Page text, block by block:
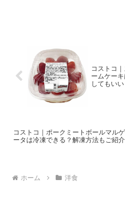
コストコ
ームケー
してもいい
コストコ｜ポークミートボールマルゲ
ータは冷凍できる？解凍方法もご紹介
ホーム 洋食